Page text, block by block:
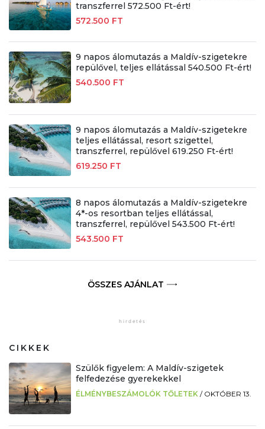
transzferrel 572.500 Ft-ért!
572.500 FT
9 napos álomutazás a Maldív-szigetekre
repülővel, teljes ellátással 540.500 Ft-ért!
540.500 FT
9 napos álomutazás a Maldív-szigetekre
teljes ellátással, resort szigettel,
transzferrel, repülővel 619.250 Ft-ért!
619.250 FT
8 napos álomutazás a Maldív-szigetekre
4*-os resortban teljes ellátással,
transzferrel, repülővel 543.500 Ft-ért!
543.500 FT
ÖSSZES AJÁNLAT
CIKKEK
Szülők figyelem: A Maldív-szigetek
felfedezése gyerekekkel
ÉLMÉNYBESZÁMOLÓK TŐLETEK / OKTÓBER 13.